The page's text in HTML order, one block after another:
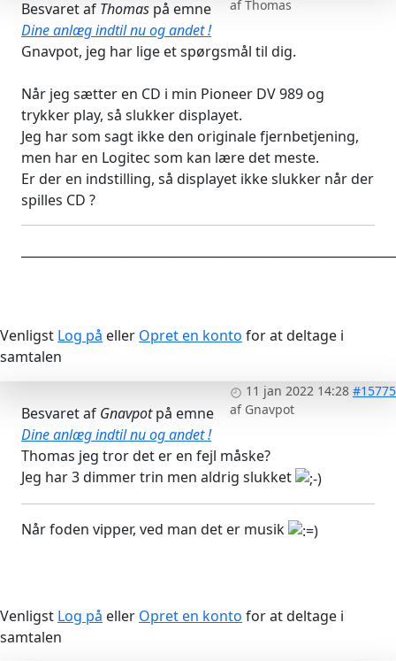
afThomas
Besvaret af Thomas på emne
Dine anlæg indtil nu og andet !
Gnavpot, jeg har lige et spørgsmål til dig.
Når jeg sætter en CD i min Pioneer DV 989 og
trykker play, så slukker displayet.
Jeg har som sagt ikke den originale fjernbetjening,
men har en Logitec som kan lære det meste.
Er der en indstilling, så displayet ikke slukker når der
spilles CD ?
Venligst Log på eller Opret en konto for at deltage i
samtalen
11 jan 2022 14:28 #15775
af Gnavpot
Besvaret af Gnavpotpå emne
Dine anlæg indtil nu og andet !
Thomas jeg tror det er en fejl måske?
Jeg har 3 dimmer trin men aldrig slukket
Når foden vipper, ved man det er musik
Venligst Log på eller Opret en konto for at deltage i
samtalen